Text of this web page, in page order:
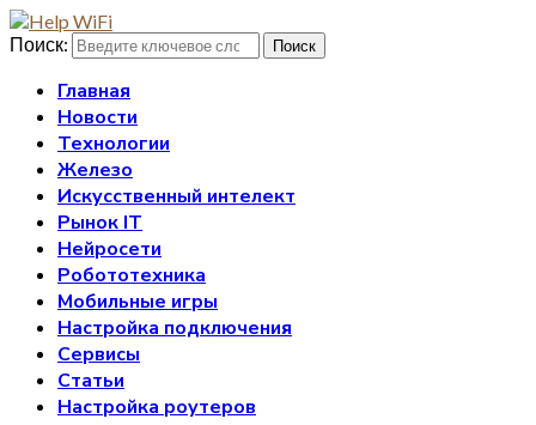
Поиск: Поиск
Главная
Новости
Технологии
Железо
Искусственный интелект
Рынок IT
Нейросети
Робототехника
Мобильные игры
Настройка подключения
Сервисы
Статьи
Настройка роутеров